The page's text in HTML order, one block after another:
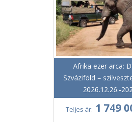
Afrika ezer arca:
Szváziföld –
2026.12.26.-
Teljes ár: 1 749